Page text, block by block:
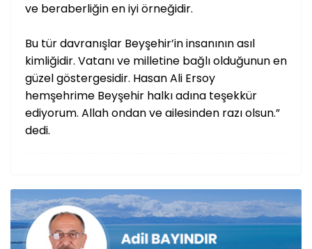
ve beraberliğin en iyi örneğidir.
Bu tür davranışlar Beyşehir’in insanının asıl
kimliğidir. Vatanı ve milletine bağlı olduğunun en
güzel göstergesidir. Hasan Ali Ersoy
hemşehrime Beyşehir halkı adına teşekkür
ediyorum. Allah ondan ve ailesinden razı olsun.”
dedi.